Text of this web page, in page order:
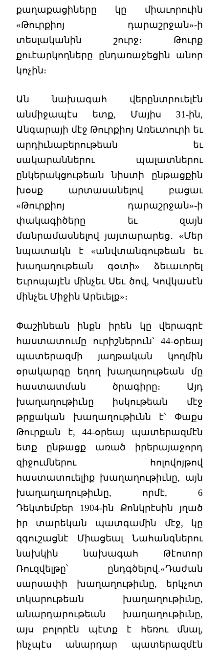
քաղաքացիները կը միաւորուին
«Թուրքիոյ դարաշրջան»-ի
տեսլականին շուրջ։ Թուրք
քուէարկողները ընդառաջեցին անոր
կոչին։
Ան նախագահ վերընտրուելէն
անմիջապէս ետք, Մայիս 31-ին,
Անգարայի մէջ Թուրքիոյ Առեւտուրի եւ
արդիւնաբերութեան եւ
սակարաններու պալատներու
ընկերակցութեան նիստի ընթացքին
խօսք արտասանելով բացաւ
«Թուրքիոյ դարաշրջան»-ի
փակագիծերը եւ զայն
մանրամասնելով յայտարարեց․ «Մեր
նպատակն է «անվտանգութեան եւ
խաղաղութեան գօտի» ձեւաւորել
Եւրոպայէն մինչեւ Սեւ ծով, Կովկասէն
մինչեւ Միջին Արեւելք»։
Փաշինեան ինքն իրեն կը վերագրէ
հաստատումը ուրիշներուն՝ 44-օրեայ
պատերազմի յաղթական կողմին
օրակարգը եղող խաղաղութեան մը
հաստատման ծրագիրը։ Այդ
խաղաղութիւնը իսկութեան մէջ
թրքական խաղաղութիւնն է՝ Փաքս
Թուրքան է, 44-օրեայ պատերազմէն
ետք ընթացք առած իրերայաջորդ
զիջումներու հոլովոյթով
հաստատուելիք խաղաղութիւնը, այն
խաղաղաղութիւնը, որմէ, 6
Դեկտեմբեր 1904-ին Քոնկրէսին յղած
իր տարեկան պատգամին մէջ, կը
զգուշացնէ Միացեալ Նահանգներու
նախկին նախագահ Թէոտոր
Ռուզվելթը՝ ընդգծելով.«Դաժան
սարսափի խաղաղութիւնը, երկչոտ
տկարութեան խաղաղութիւնը,
անարդարութեան խաղաղութիւնը,
այս բոլորէն պէտք է հեռու մնալ,
ինչպէս անարդար պատերազմէն